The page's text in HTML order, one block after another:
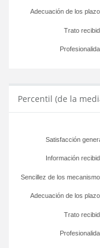
Adecuación de los
Trato
Percentil (de la
Satisfacción
Información
Sencillez de los
Adecuación de los
Trato